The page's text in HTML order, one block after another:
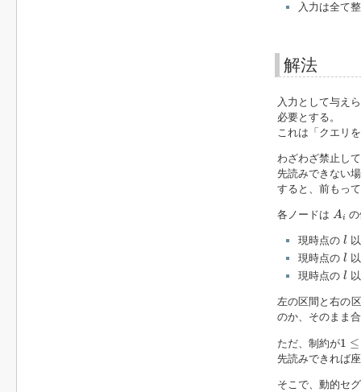
入力は全て
解法
入力として与え
必要とする。
これは「クエリ
わざわざ禁止し
先読みできない
すると、前もっ
各ノードは Ai
Ai
現時点の l
l
現時点の l
l
現時点の l
l
左の区間と右の
のか、そのまま
ただ、制約が1 ≤
先読みできれば
そこで、動的セ